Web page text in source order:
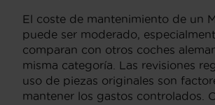
El coste de mantenimiento de un
puede ser moderado,
comparan con otros coches
misma categoría. Las revisiones
uso de piezas originales son
mantener los gastos controlados.